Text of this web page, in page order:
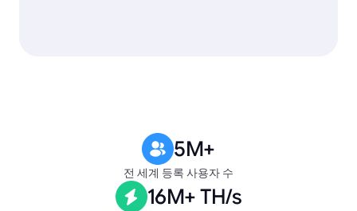
5M+
전 세계 등록 사용자 수
16M+ TH/s